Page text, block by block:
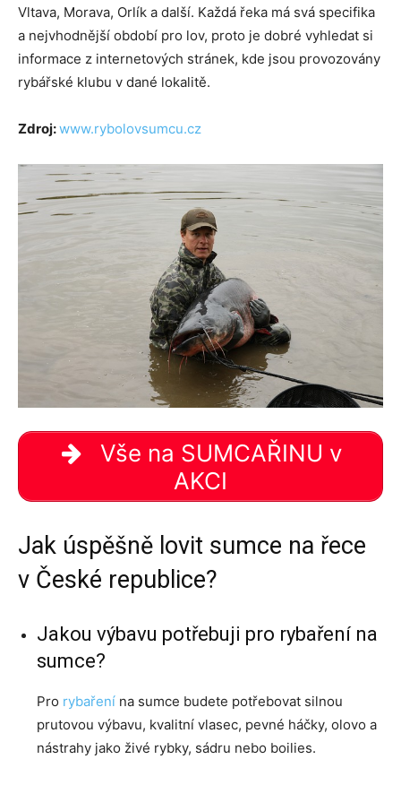
Vltava, Morava, Orlík a další. Každá řeka má svá specifika
a nejvhodnější období pro lov, proto je dobré vyhledat si
informace z internetových stránek, kde jsou provozovány
rybářské klubu v dané lokalitě.
Zdroj:www.rybolovsumcu.cz
Vše na SUMCAŘINU v
AKCI
Jak úspěšně lovit sumce na řece
v České republice?
Jakou výbavu potřebuji pro rybaření na
sumce?
Pro rybaření na sumce budete potřebovat silnou
prutovou výbavu, kvalitní vlasec, pevné háčky, olovo a
nástrahy jako živé rybky, sádru nebo boilies.